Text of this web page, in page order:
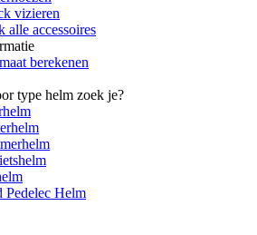
vizieren
alle accessoires
berekenen
type helm zoek je?
Pedelec Helm